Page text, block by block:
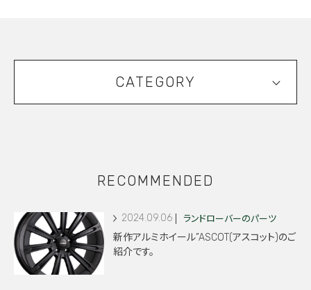
CATEGORY
RECOMMENDED
2024.09.06 ランドローバーのパーツ
新作アルミホイール”ASCOT(アスコット)のご
紹介です。